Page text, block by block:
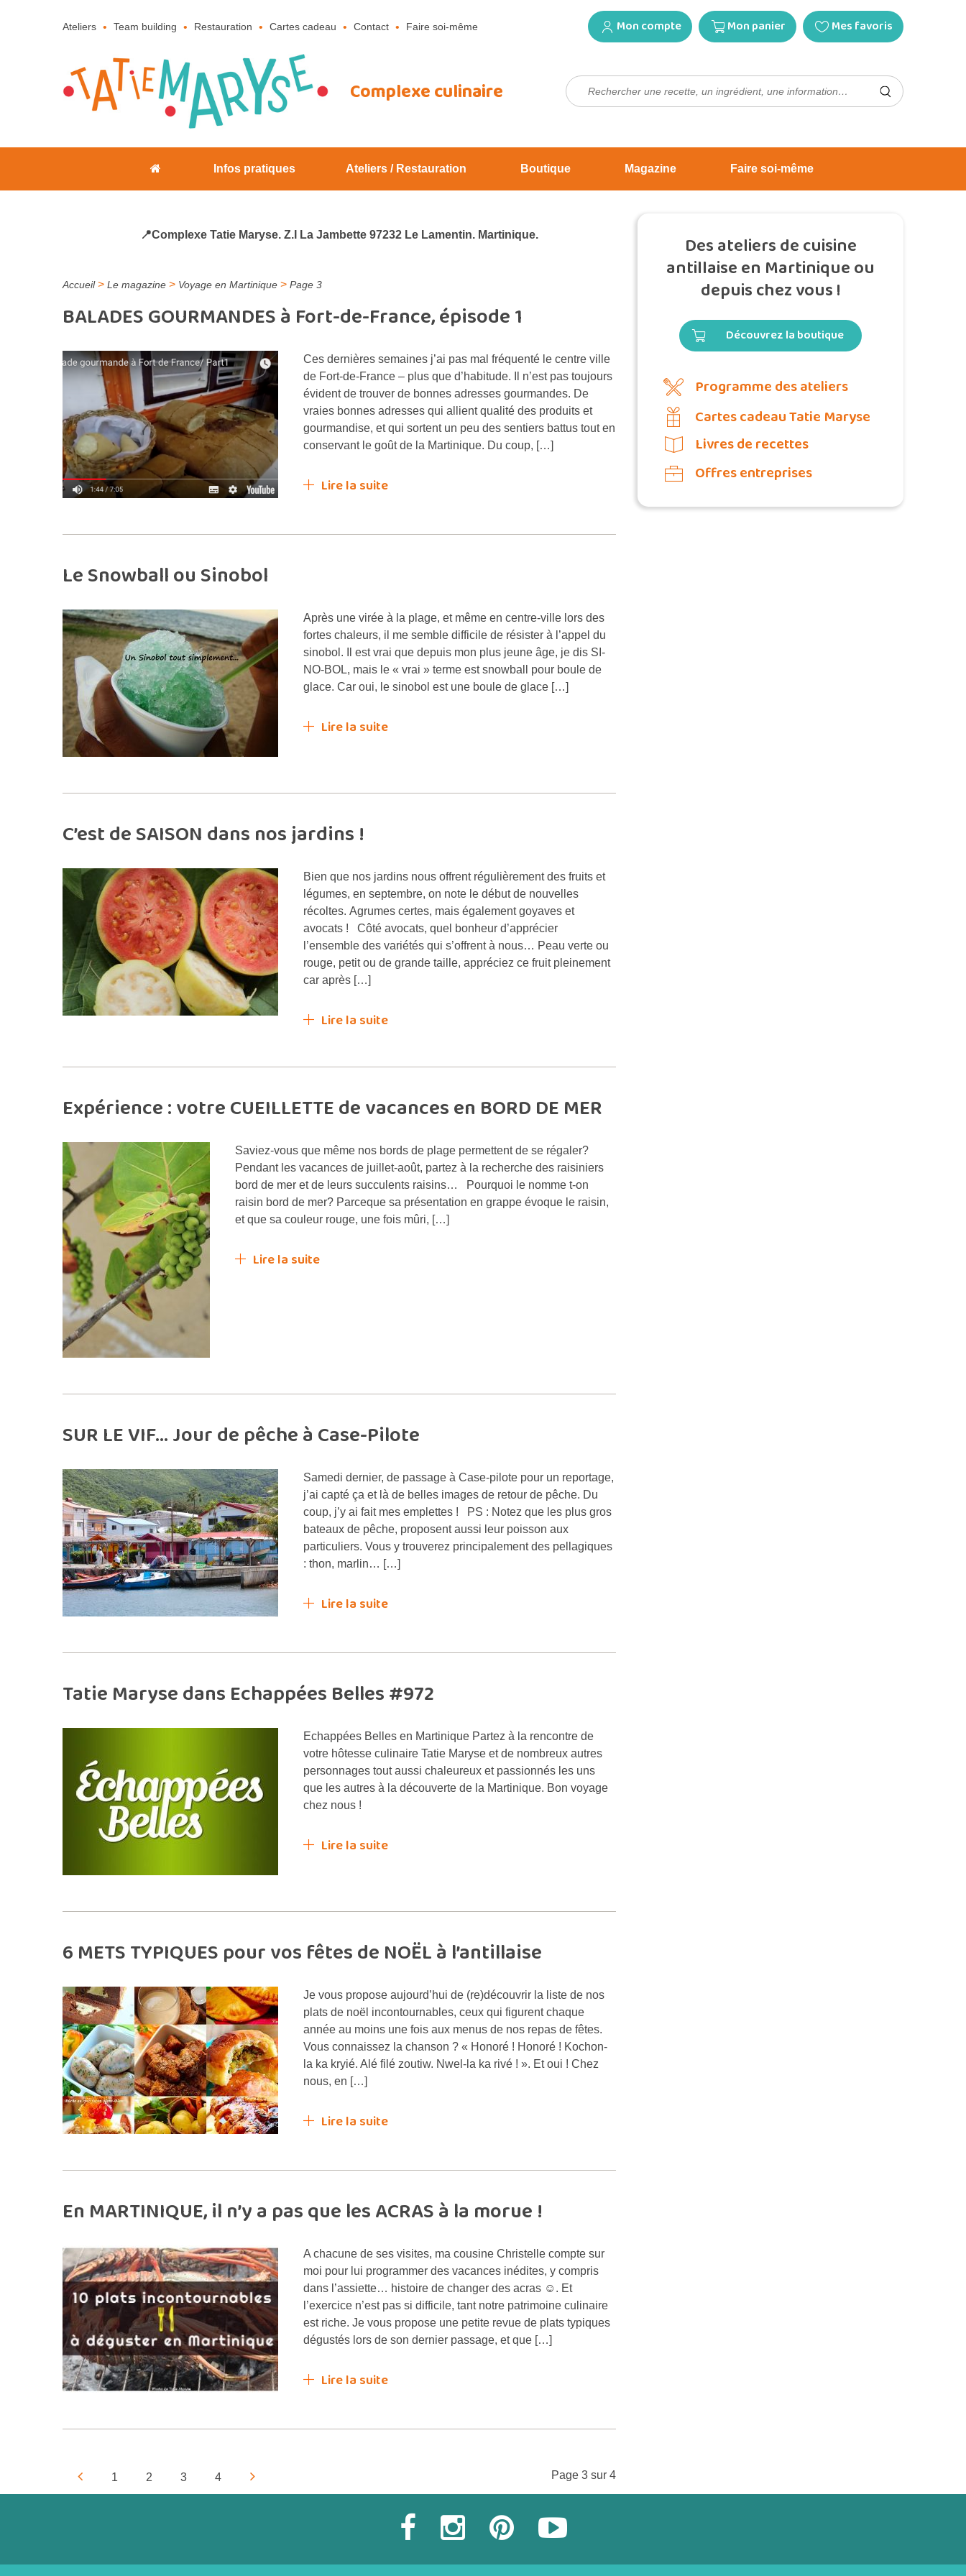
Ateliers Team building Restauration Cartes cadeau Contact Faire soi-même Mon compte Mon panier Mes favoris
Complexe culinaire Rechercher :
Infos pratiques Ateliers / Restauration Boutique Magazine Faire soi-même
📍Complexe Tatie Maryse. Z.I La Jambette 97232 Le Lamentin. Martinique.
Accueil> Le magazine > Voyage en Martinique > Page 3
BALADES GOURMANDES à Fort-de-France, épisode 1
Ces dernières semaines j’ai pas mal fréquenté le centre ville
de Fort-de-France – plus que d’habitude. Il n’est pas toujours
évident de trouver de bonnes adresses gourmandes. De
vraies bonnes adresses qui allient qualité des produits et
gourmandise, et qui sortent un peu des sentiers battus tout en
conservant le goût de la Martinique. Du coup, […]
Lire la suite
Le Snowball ou Sinobol
Après une virée à la plage, et même en centre-ville lors des
fortes chaleurs, il me semble difficile de résister à l’appel du
sinobol. Il est vrai que depuis mon plus jeune âge, je dis SI-
NO-BOL, mais le « vrai » terme est snowball pour boule de
glace. Car oui, le sinobol est une boule de glace […]
Lire la suite
C’est de SAISON dans nos jardins !
Bien que nos jardins nous offrent régulièrement des fruits et
légumes, en septembre, on note le début de nouvelles
récoltes. Agrumes certes, mais également goyaves et
avocats ! Côté avocats, quel bonheur d’apprécier
l’ensemble des variétés qui s’offrent à nous… Peau verte ou
rouge, petit ou de grande taille, appréciez ce fruit pleinement
car après […]
Lire la suite
Expérience : votre CUEILLETTE de vacances en BORD DE MER
Saviez-vous que même nos bords de plage permettent de se régaler?
Pendant les vacances de juillet-août, partez à la recherche des raisiniers
bord de mer et de leurs succulents raisins… Pourquoi le nomme t-on
raisin bord de mer? Parceque sa présentation en grappe évoque le raisin,
et que sa couleur rouge, une fois mûri, […]
Lire la suite
SUR LE VIF… Jour de pêche à Case-Pilote
Samedi dernier, de passage à Case-pilote pour un reportage,
j’ai capté ça et là de belles images de retour de pêche. Du
coup, j’y ai fait mes emplettes ! PS : Notez que les plus gros
bateaux de pêche, proposent aussi leur poisson aux
particuliers. Vous y trouverez principalement des pellagiques
: thon, marlin… […]
Lire la suite
Tatie Maryse dans Echappées Belles #972
Echappées Belles en Martinique Partez à la rencontre de
votre hôtesse culinaire Tatie Maryse et de nombreux autres
personnages tout aussi chaleureux et passionnés les uns
que les autres à la découverte de la Martinique. Bon voyage
chez nous !
Lire la suite
6 METS TYPIQUES pour vos fêtes de NOËL à l’antillaise
Je vous propose aujourd’hui de (re)découvrir la liste de nos
plats de noël incontournables, ceux qui figurent chaque
année au moins une fois aux menus de nos repas de fêtes.
Vous connaissez la chanson ? « Honoré ! Honoré ! Kochon-
la ka kryié. Alé filé zoutiw. Nwel-la ka rivé ! ». Et oui ! Chez
nous, en […]
Lire la suite
En MARTINIQUE, il n’y a pas que les ACRAS à la morue !
A chacune de ses visites, ma cousine Christelle compte sur
moi pour lui programmer des vacances inédites, y compris
dans l’assiette… histoire de changer des acras ☺. Et
l’exercice n’est pas si difficile, tant notre patrimoine culinaire
est riche. Je vous propose une petite revue de plats typiques
dégustés lors de son dernier passage, et que […]
Lire la suite
Page 3 sur 4
1 2 3 4
Des ateliers de cuisine
antillaise en Martinique ou
depuis chez vous !
Découvrez la boutique
Programme des ateliers
Cartes cadeau Tatie Maryse
Livres de recettes
Offres entreprises